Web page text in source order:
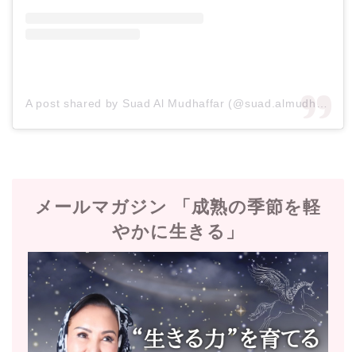
メールマガジン 「成熟の季節を軽
やかに生きる」